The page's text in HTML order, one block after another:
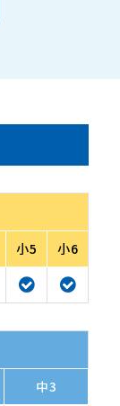
小5
小6
中3